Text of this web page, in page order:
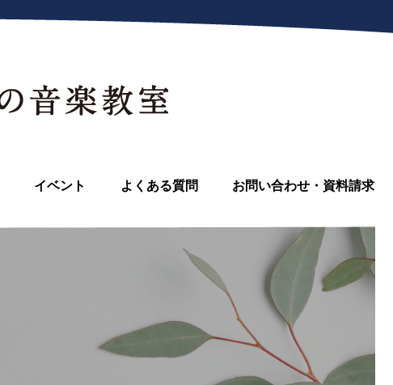
イベント よくある質問 お問い合わせ・資料請求